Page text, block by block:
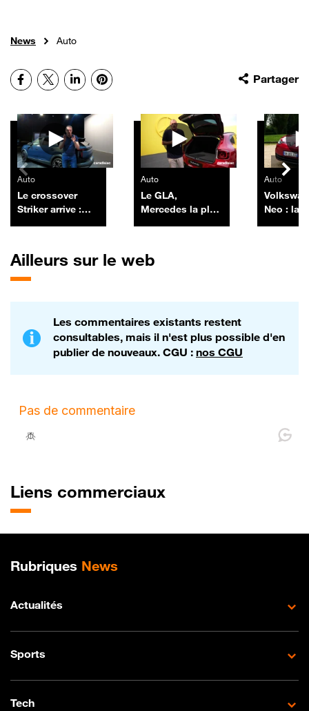
News Auto
Partager
Facebook
X LinkedInPinterest
Autres vidéos
Auto
Le crossover
Striker arrive :
Auto
Le GLA,
Mercedes la plus
Auto
Neo : la
Ailleurs sur le web
Les commentaires existants restent
consultables, mais il n'est plus possible d'en
publier de nouveaux. CGU : nos CGU
Liens commerciaux
Plan de site
Rubriques News
Actualités
Sports
Tech